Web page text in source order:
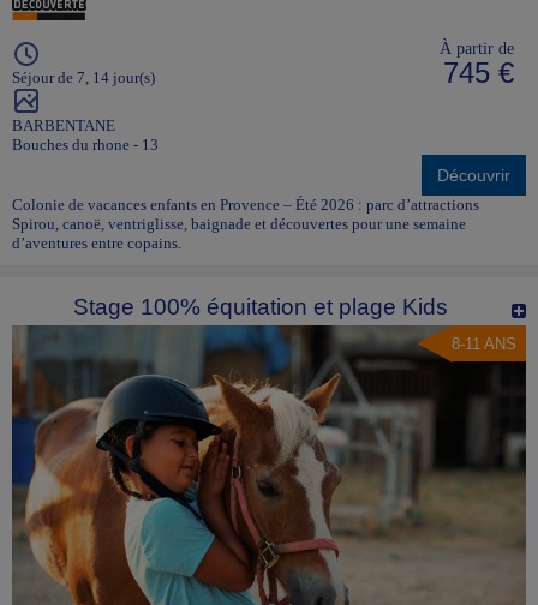
Séjour de 7, 14 jour(s)
BARBENTANE
Bouches du rhone - 13
À partir de
745 €
Découvrir
Colonie de vacances enfants en Provence – Été 2026 : parc d’attractions
Spirou, canoë, ventriglisse, baignade et découvertes pour une semaine
d’aventures entre copains.
Stage 100% équitation et plage Kids
8-11 ANS